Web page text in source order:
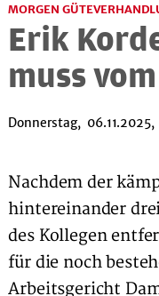
MORGEN
Erik
muss
Donnerstag,
Nachdem der
hintereinander
des Kollegen
für die noch
Arbeitsgericht